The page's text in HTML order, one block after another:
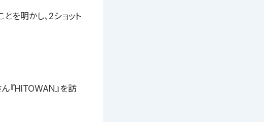
を明かし、2ショット
『HITOWAN』を訪